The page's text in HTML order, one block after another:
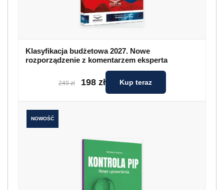
Klasyfikacja budżetowa 2027. Nowe
rozporządzenie z komentarzem eksperta
249 zł 198 zł Kup teraz
NOWOŚĆ